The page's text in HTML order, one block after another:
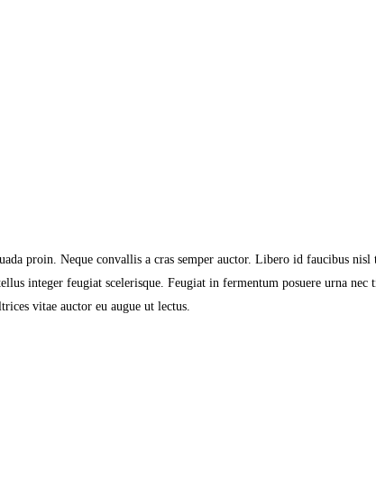
proin. Neque convallis a cras semper auctor. Libero id faucibus
integer feugiat scelerisque. Feugiat in fermentum posuere urna nec
vitae auctor eu augue ut lectus.